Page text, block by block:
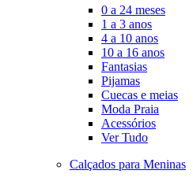
0 a 24 meses
1 a 3 anos
4 a 10 anos
10 a 16 anos
Fantasias
Pijamas
Cuecas e meias
Moda Praia
Acessórios
Ver Tudo
Calçados para Meninas